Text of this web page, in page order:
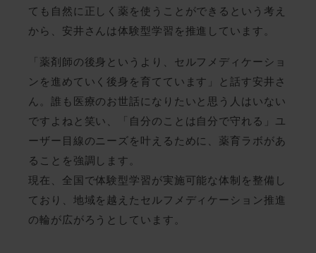
ても自然に正しく薬を使うことができるという考え
から、安井さんは体験型学習を推進しています。
「薬剤師の後身というより、セルフメディケーショ
ンを進めていく後身を育てています」と話す安井さ
ん。誰も医療のお世話になりたいと思う人はいない
ですよねと笑い、「自分のことは自分で守れる」ユ
ーザー目線のニーズを叶えるために、薬育ラボがあ
ることを強調します。
現在、全国で体験型学習が実施可能な体制を整備し
ており、地域を越えたセルフメディケーション推進
の輪が広がろうとしています。